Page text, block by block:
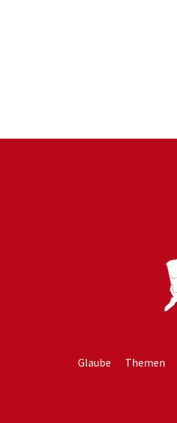
Glaube Themen